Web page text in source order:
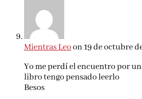
Mientras Leoon 19 de octubre
Yo me perdí el encuentro por
libro tengo pensado leerlo
Besos